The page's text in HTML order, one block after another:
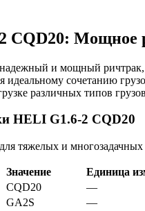
Мощное
и мощный ричтрак,
идеальному сочетанию
различных типов
HELI G1.6-2 CQD20
тяжелых и
Значение
Единица
CQD20
—
GA2S
—